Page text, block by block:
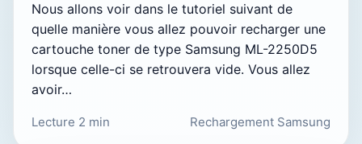
Nous allons voir dans le tutoriel suivant de
quelle manière vous allez pouvoir recharger une
cartouche toner de type Samsung ML-2250D5
lorsque celle-ci se retrouvera vide. Vous allez
avoir…
Lecture 2 min Rechargement Samsung